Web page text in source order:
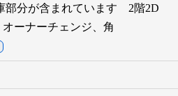
部分が含まれています 2階2D
ーナーチェンジ、角